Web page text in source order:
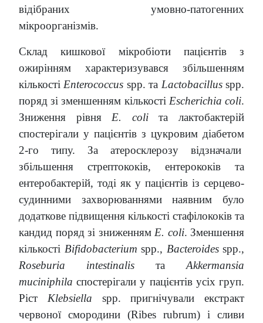
відібраних умовно-патогенних
мікроорганізмів.
Склад кишкової мікробіоти пацієнтів з
ожирінням характеризувався збільшенням
кількостіEnterococcus spp. та Lactobacillusspp.
поряд зі зменшенням кількості Escherichia coli.
Зниження рівняE. coliта лактобактерій
спостерігали у пацієнтів з цукровим діабетом
2-го типу. За атеросклерозу відзначали
збільшення стрептококів, ентерококів та
ентеробактерій, тоді як у пацієнтів із серцево-
судинними захворюваннями наявним було
додаткове підвищення кількості стафілококів та
кандид поряд зі зниженням E. coli. Зменшення
кількості Bifidobacterium spp., Bacteroidesspp.,
Roseburia intestinalis таАkkermansia
muciniphila спостерігали у пацієнтів усіх груп.
Ріст Klebsiella spp. пригнічували екстракт
червоної смородини (Ribes rubrum) і сливи